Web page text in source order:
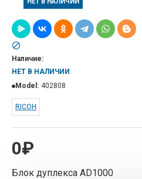
0₽
Наличие:
НЕТ В НАЛИЧИИ
Model: 402808
RICOH
Блок дуплекса AD1000